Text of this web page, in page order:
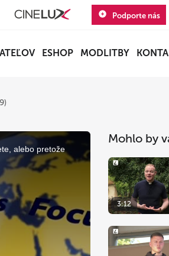
Podporte nás
ESHOP MODLITBY
alebo pretože
Mohlo by
3:12